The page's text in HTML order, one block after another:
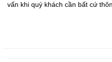
vấn khi quý khách cần bất cứ